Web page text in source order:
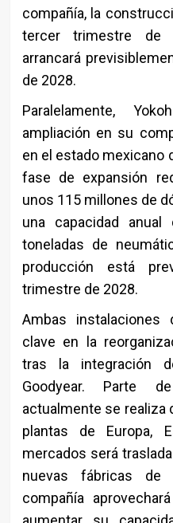
compañía, la
tercer trimestre de
arrancará
de 2028.
Paralelamente,
ampliación en su
en el estado mexicano
fase de expansión
unos 115 millones de
una capacidad
toneladas de
producción está
trimestre de 2028.
Ambas instalaciones
clave en la
tras la integración
Goodyear. Parte
actualmente se realiza
plantas de Europa,
mercados será
nuevas fábricas de
compañía